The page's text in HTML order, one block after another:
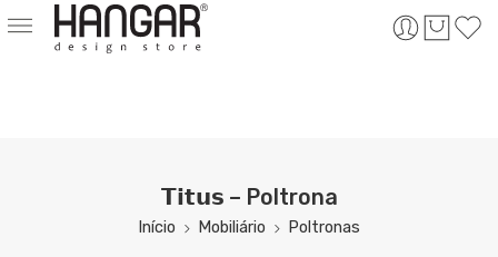
𝗧𝗶𝘁𝘂𝘀 – Poltrona
Início Mobiliário Poltronas